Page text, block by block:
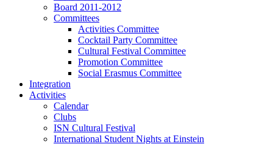
Board 2011-2012
Committees
Activities Committee
Cocktail Party Committee
Cultural Festival Committee
Promotion Committee
Social Erasmus Committee
Integration
Activities
Calendar
Clubs
ISN Cultural Festival
International Student Nights at Einstein